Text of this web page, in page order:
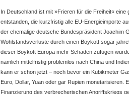
In Deutschland ist mit »Frieren für die Freiheit« eine
entstanden, die kurzfristig alle EU-Energieimporte
der ehemalige deutsche Bundespräsident Joachim
Wohlstandsverluste durch einen Boykott sogar
dieser Boykott Europa mehr Schaden zufügen
nämlich mittelfristig problemlos nach China und
kann er schon jetzt – noch bevor ein Kubikmeter
Euro, Dollar, Yuan oder gar Rupien monetarisieren.
Finanzierung des verbrecherischen Angriffskriegs